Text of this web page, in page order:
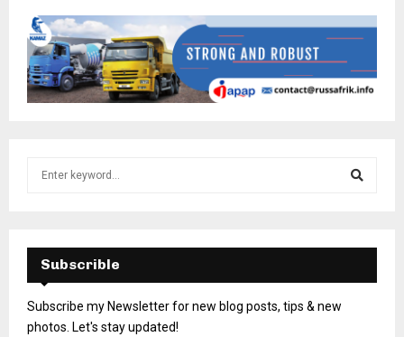
Subscrible
Subscribe my Newsletter for new blog posts, tips & new
photos. Let's stay updated!